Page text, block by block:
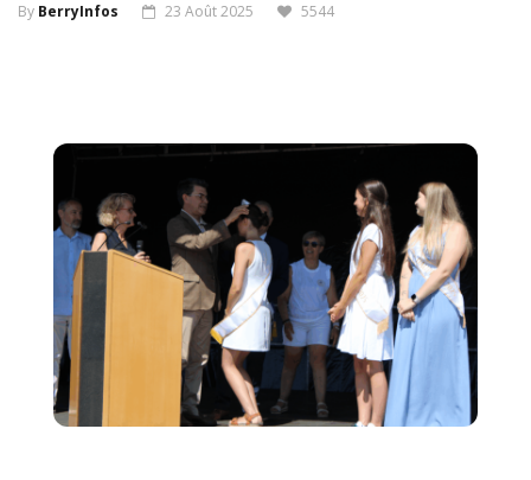
By BerryInfos 23 Août 2025 5544